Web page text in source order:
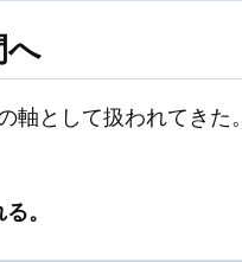
へ
軸として扱われてきた。
。